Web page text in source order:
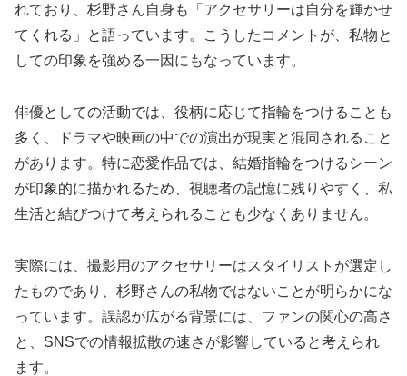
れており、杉野さん自身も「アクセサリーは自分を輝かせ
てくれる」と語っています。こうしたコメントが、私物と
しての印象を強める一因にもなっています。
俳優としての活動では、役柄に応じて指輪をつけることも
多く、ドラマや映画の中での演出が現実と混同されること
があります。特に恋愛作品では、結婚指輪をつけるシーン
が印象的に描かれるため、視聴者の記憶に残りやすく、私
生活と結びつけて考えられることも少なくありません。
実際には、撮影用のアクセサリーはスタイリストが選定し
たものであり、杉野さんの私物ではないことが明らかにな
っています。誤認が広がる背景には、ファンの関心の高さ
と、SNSでの情報拡散の速さが影響していると考えられ
ます。